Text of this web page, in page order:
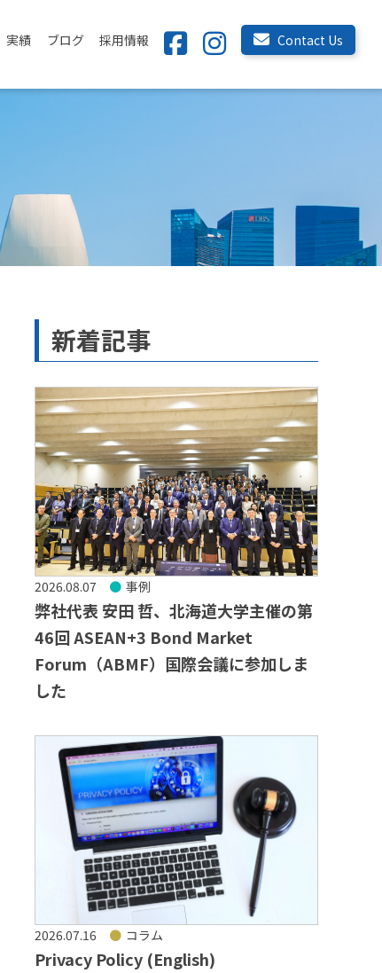
実績 ブログ 採用情報 Contact Us
新着記事
2026.08.07 事例
弊社代表 安田 哲、北海道大学主催の第
46回 ASEAN+3 Bond Market
Forum（ABMF）国際会議に参加しま
した
2026.07.16 コラム
Privacy Policy (English)